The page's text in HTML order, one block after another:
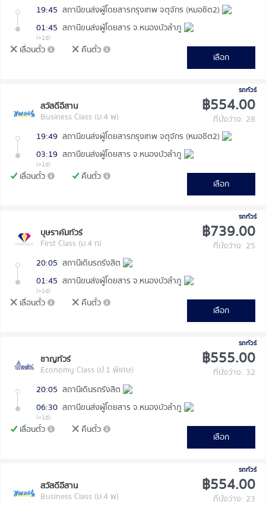
19:45 สถานีขนส่งผู้โดยสารกรุงเทพ จตุจักร (หมอชิต2)
01:45 สถานีขนส่งผู้โดยสาร จ.หนองบัวลำภู
(+1d)
เลื่อนตั๋ว คืนตั๋ว
เลือก
รถทัวร์
สวัสดีอีสาน
Business Class (ม.4 พ)
฿554.00
ที่นั่งว่าง: 28
19:49 สถานีขนส่งผู้โดยสารกรุงเทพ จตุจักร (หมอชิต2)
03:19 สถานีขนส่งผู้โดยสาร จ.หนองบัวลำภู
(+1d)
เลื่อนตั๋ว คืนตั๋ว
เลือก
รถทัวร์
บุษราคัมทัวร์
First Class (ม.4 ก)
฿739.00
ที่นั่งว่าง: 25
20:05 สถานีเดินรถรังสิต
01:45 สถานีขนส่งผู้โดยสาร จ.หนองบัวลำภู
(+1d)
เลื่อนตั๋ว คืนตั๋ว
เลือก
รถทัวร์
ชาญทัวร์
Economy Class (ป.1 พิเศษ)
฿555.00
ที่นั่งว่าง: 32
20:05 สถานีเดินรถรังสิต
06:30 สถานีขนส่งผู้โดยสาร จ.หนองบัวลำภู
(+1d)
เลื่อนตั๋ว คืนตั๋ว
เลือก
รถทัวร์
สวัสดีอีสาน
Business Class (ม.4 พ)
฿554.00
ที่นั่งว่าง: 23